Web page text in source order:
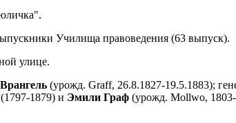
Училища правоведения (63 выпуск).
улице.
(урожд. Graff, 26.8.1827-19.5.1883);
(1797-1879) и Эмили Граф (урожд. Моllwo, 1803-